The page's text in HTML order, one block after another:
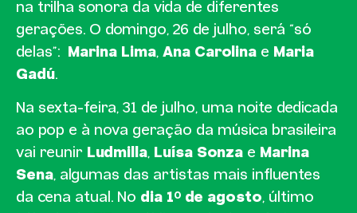
na trilha sonora da vida de diferentes
gerações. O domingo, 26 de julho, será “só
delas”:
Marina Lima, Ana Carolina e Maria
Gadú.
Na sexta-feira, 31 de julho, uma noite dedicada
ao pop e à nova geração da música brasileira
vai reunir Ludmilla, Luísa Sonza e Marina
Sena, algumas das artistas mais influentes
da cena atual. No dia 1º de agosto, último